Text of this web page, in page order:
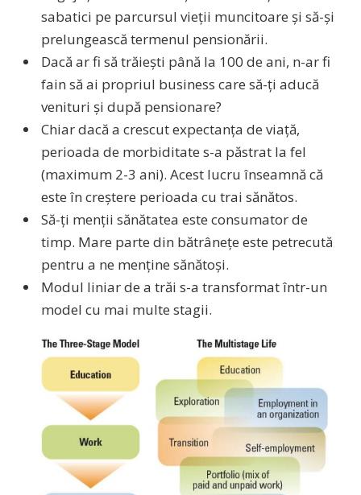
sabatici pe parcursul vieții muncitoare și să-și
prelungească termenul pensionării.
Dacă ar fi să trăiești până la 100 de ani, n-ar fi
fain să ai propriul business care să-ți aducă
venituri și după pensionare?
Chiar dacă a crescut expectanța de viață,
perioada de morbiditate s-a păstrat la fel
(maximum 2-3 ani). Acest lucru înseamnă că
este în creștere perioada cu trai sănătos.
Să-ți menții sănătatea este consumator de
timp. Mare parte din bătrânețe este petrecută
pentru a ne menține sănătoși.
Modul liniar de a trăi s-a transformat într-un
model cu mai multe stagii.